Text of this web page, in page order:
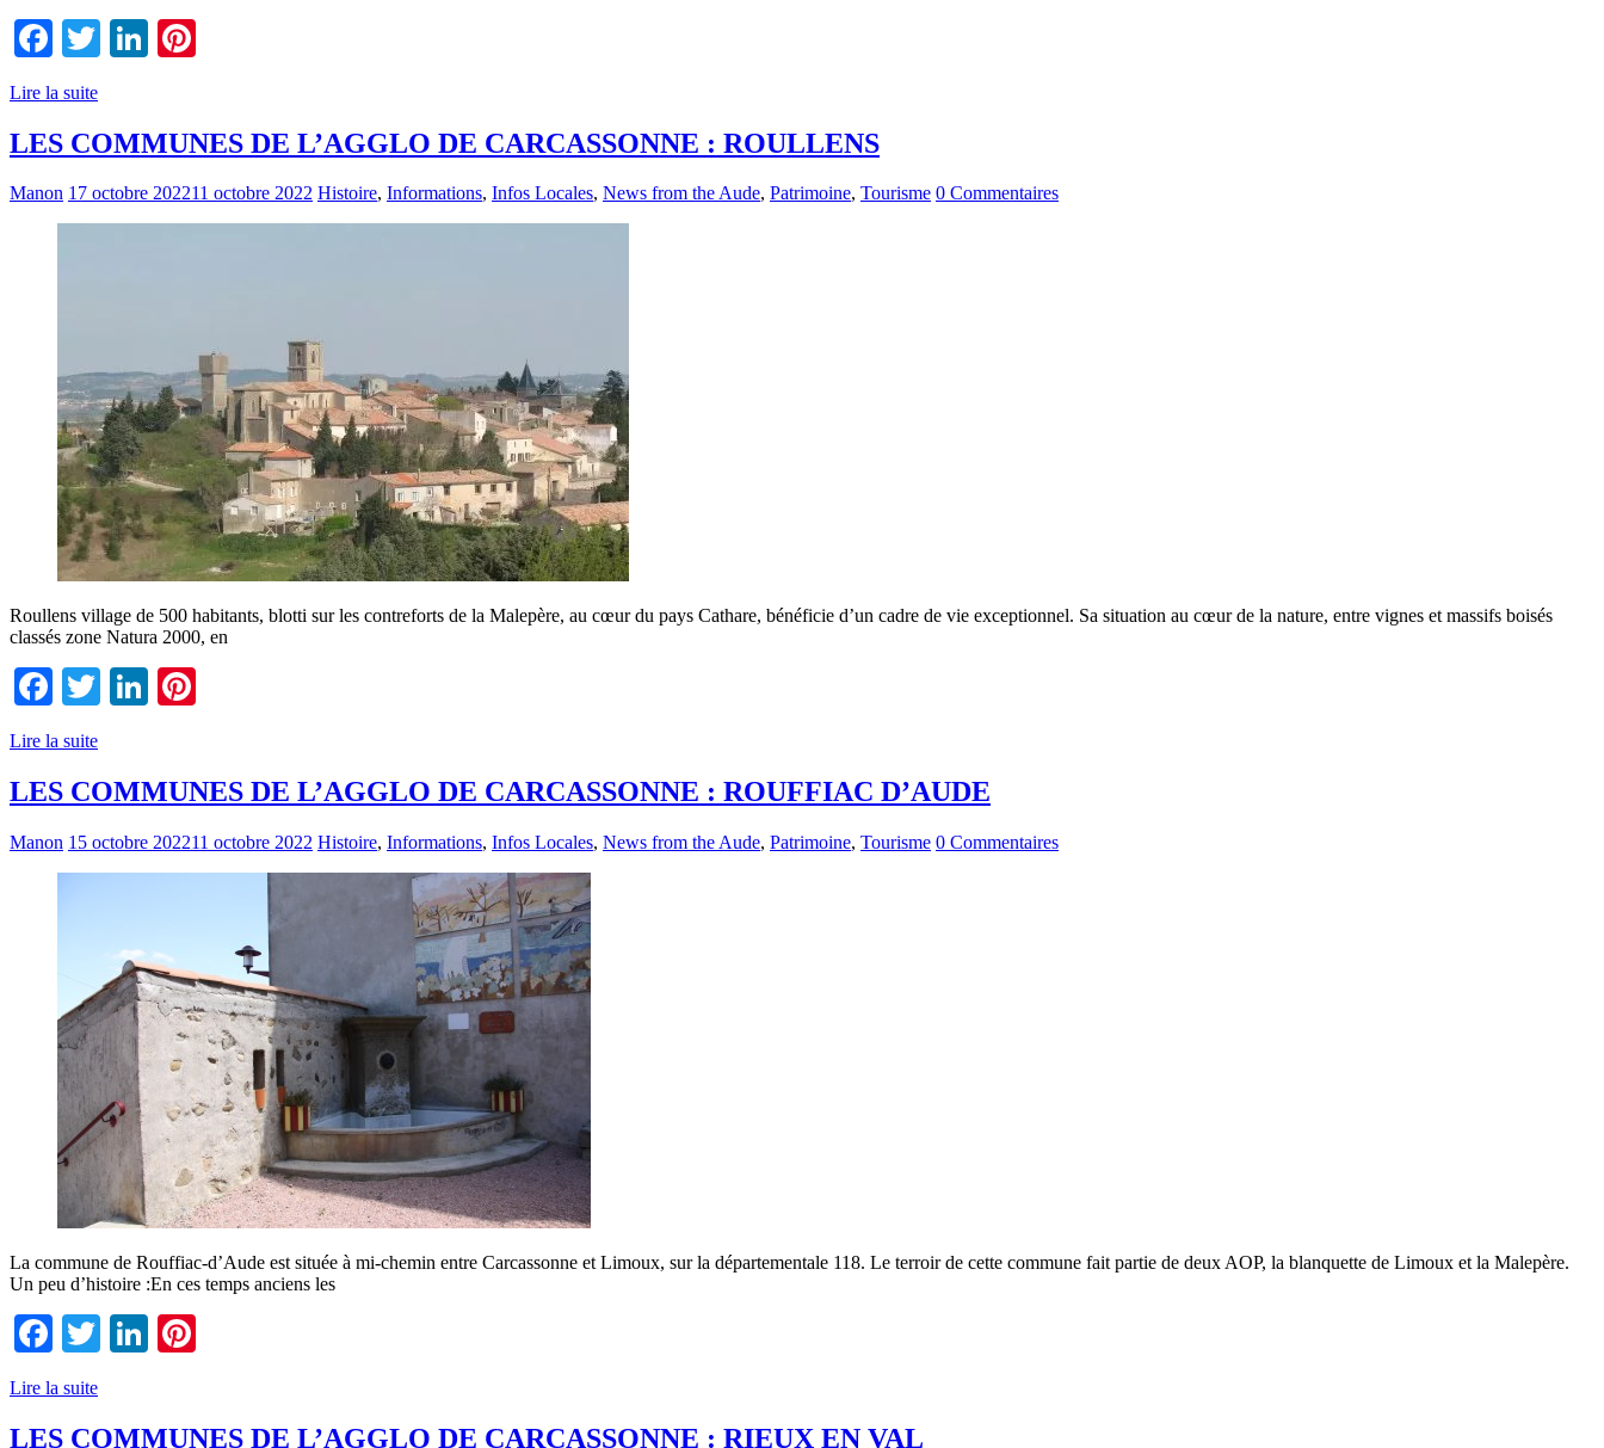
Facebook
TwitterLinkedIn
Lire la suite
LES COMMUNES DE L’AGGLO DE CARCASSONNE : ROULLENS
Manon 17 octobre 202211 octobre 2022 Histoire, Informations, Infos Locales, News from the Aude, Patrimoine, Tourisme 0 Commentaires
Roullens village de 500 habitants, blotti sur les contreforts de la Malepère, au cœur du pays Cathare, bénéficie d’un cadre de vie exceptionnel. Sa situation au cœur de la nature, entre vignes et massifs boisés
classés zone Natura 2000, en
Facebook
TwitterLinkedIn
Lire la suite
LES COMMUNES DE L’AGGLO DE CARCASSONNE : ROUFFIAC D’AUDE
Manon 15 octobre 202211 octobre 2022 Histoire, Informations, Infos Locales, News from the Aude, Patrimoine, Tourisme 0 Commentaires
La commune de Rouffiac-d’Aude est située à mi-chemin entre Carcassonne et Limoux, sur la départementale 118. Le terroir de cette commune fait partie de deux AOP, la blanquette de Limoux et la Malepère.
Un peu d’histoire :En ces temps anciens les
Facebook
TwitterLinkedIn
Lire la suite
LES COMMUNES DE L’AGGLO DE CARCASSONNE : RIEUX EN VAL